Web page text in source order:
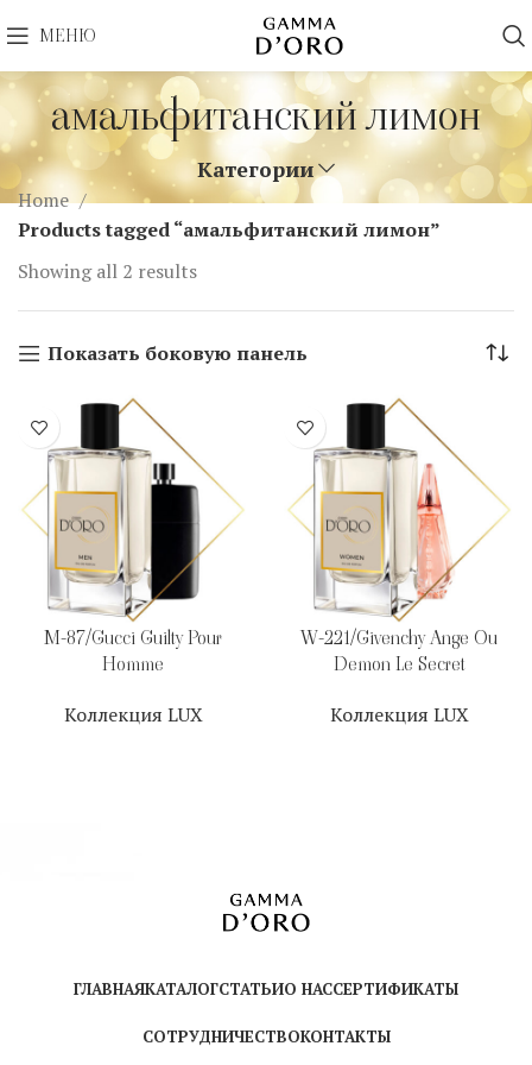
МЕНЮ
амальфитанский лимон
Категории
Home
Products tagged “амальфитанский лимон”
Showing all 2 results
Показать боковую панель
M-87/Gucci Guilty Pour
Homme
Коллекция LUX
W-221/Givenchy Ange Ou
Demon Le Secret
Коллекция LUX
ГЛАВНАЯКАТАЛОГСТАТЬИО НАССЕРТИФИКАТЫ
СОТРУДНИЧЕСТВОКОНТАКТЫ